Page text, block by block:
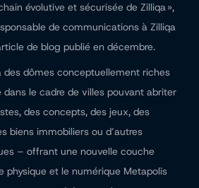
évolutive et sécurisée de Zilliqa »,
de communications à Zilliqa
de blog publié en décembre.
des dômes conceptuellement riches
le cadre de villes pouvant abriter
des concepts, des jeux, des
biens immobiliers ou d’autres
– offrant une nouvelle couche
physique et le numérique Metapolis